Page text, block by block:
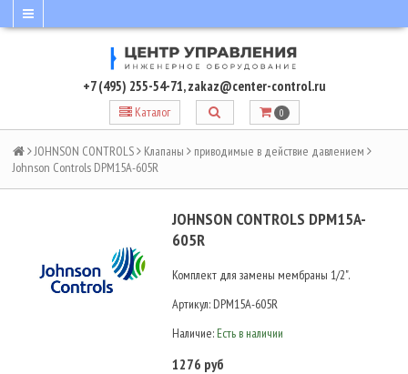
+7 (495) 255-54-71,zakaz@center-control.ru
Каталог 0
JOHNSON CONTROLS Клапаны
приводимые в действие давлением
Johnson Controls DPM15A-605R
JOHNSON CONTROLS DPM15A-
605R
Комплект для замены мембраны 1/2".
Артикул: DPM15A-605R
Наличие: Есть в наличии
1276 руб